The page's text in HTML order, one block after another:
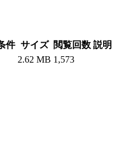
件 サイズ 閲覧回数 説明
2.62 MB 1,573